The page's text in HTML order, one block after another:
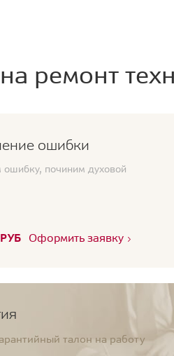
ремонт
ошибки
ошибку, починим духовой
Оформить заявку
талон на работу